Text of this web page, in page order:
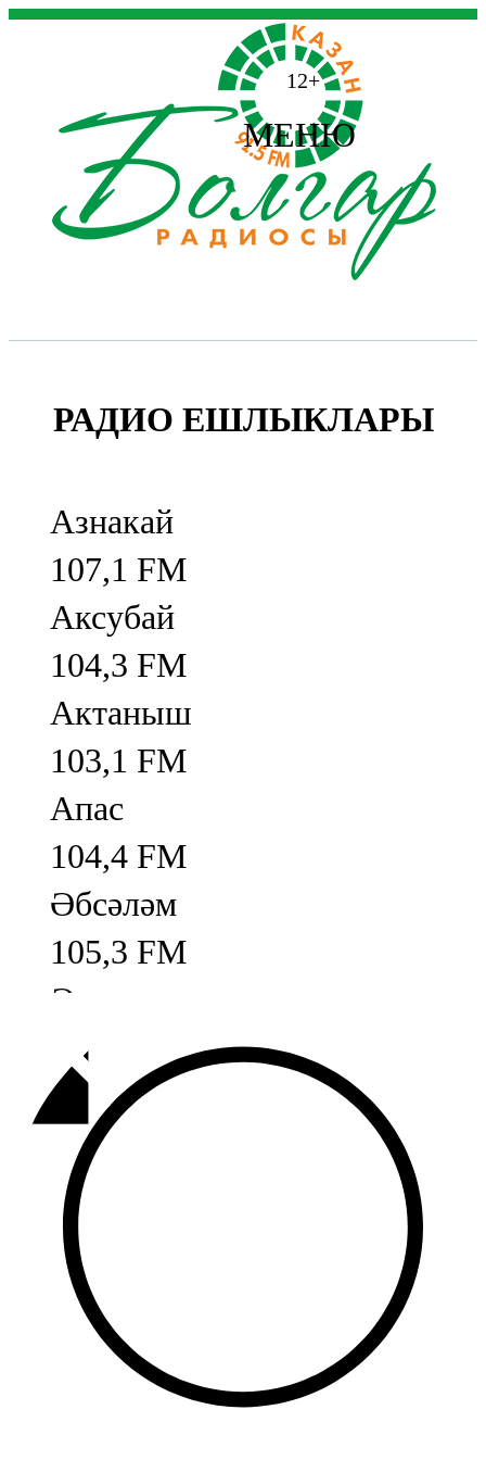
12+
МЕНЮ
РАДИО ЕШЛЫКЛАРЫ
Азнакай
107,1 FM
Аксубай
104,3 FM
Актаныш
103,1 FM
Апас
104,4 FM
Әбсәләм
105,3 FM
Әлмәт
92,9 FM
Базарлы матак
107,1 FM
Балык бистәсе
104,9 FM
Баулы
107,5 FM
Биләр